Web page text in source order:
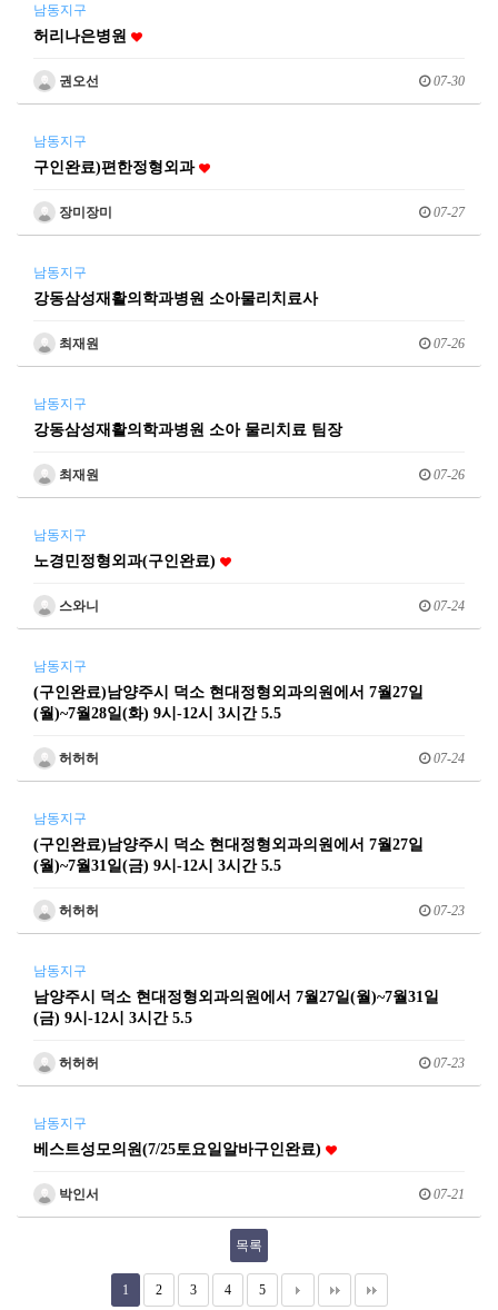
남동지구
허리나은병원
권오선 07-30
남동지구
구인완료)편한정형외과
장미장미 07-27
남동지구
강동삼성재활의학과병원 소아물리치료사
최재원 07-26
남동지구
강동삼성재활의학과병원 소아 물리치료 팀장
최재원 07-26
남동지구
노경민정형외과(구인완료)
스와니 07-24
남동지구
(구인완료)남양주시 덕소 현대정형외과의원에서 7월27일
(월)~7월28일(화) 9시-12시 3시간 5.5
허허허 07-24
남동지구
(구인완료)남양주시 덕소 현대정형외과의원에서 7월27일
(월)~7월31일(금) 9시-12시 3시간 5.5
허허허 07-23
남동지구
남양주시 덕소 현대정형외과의원에서 7월27일(월)~7월31일
(금) 9시-12시 3시간 5.5
허허허 07-23
남동지구
베스트성모의원(7/25토요일알바구인완료)
박인서 07-21
목록
1 2 3 4 5